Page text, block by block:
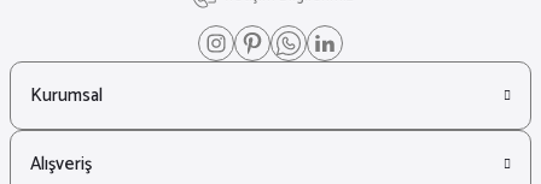
Kurumsal
Alışveriş